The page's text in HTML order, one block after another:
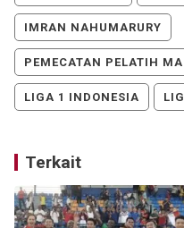
IMRAN NAHUMARURY
PEMECATAN PELATIH
LIGA 1 INDONESIA
Terkait